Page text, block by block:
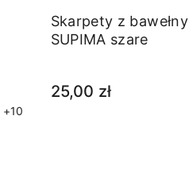
+10
Skarpety z bawełny
SUPIMA szare
25,00 zł